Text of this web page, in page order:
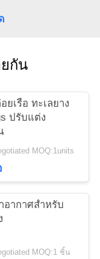
กัน
ยเรือ ทะเลยาง
ปรับแต่ง
MOQ:1units
อากาศสําหรับ
MOQ:1 ชิ้น